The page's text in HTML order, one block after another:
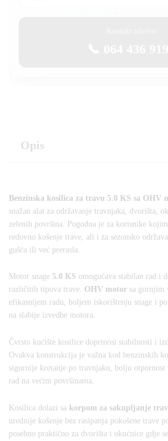
Opis
Benzinska kosilica za travu 5.0 KS sa OHV
snažan alat za održavanje travnjaka, dvorišta,
zelenih površina. Pogodna je za korisnike
redovno košenje trave, ali i za sezonsko
gušća ili već prerasla.
Motor snage 5.0 KS omogućava stabilan rad i
različitih tipova trave. OHV motor sa gornjim
efikasnijem radu, boljem iskorištenju snage i
na slabije izvedbe motora.
Čvrsto kućište kosilice doprinosi stabilnosti i
Ovakva konstrukcija je važna kod benzinskih
sigurnije kretanje po travnjaku, bolju
rad na većim površinama.
Kosilica dolazi sa korpom za sakupljanje
urednije košenje bez rasipanja pokošene trave
posebno praktično za dvorišta i okućnice gdje